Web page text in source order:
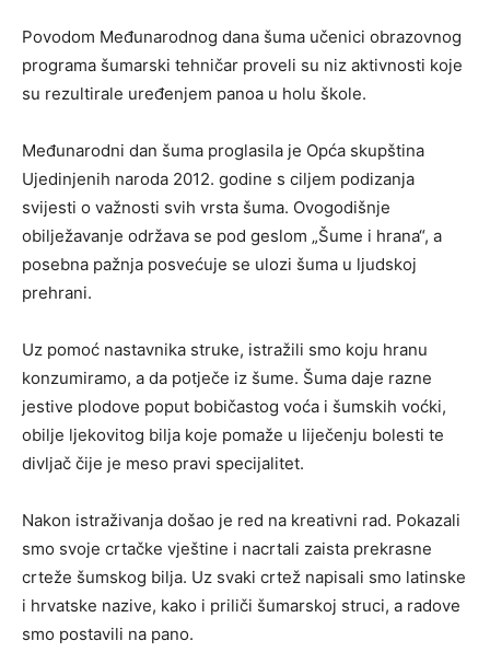
Povodom Međunarodnog dana šuma učenici obrazovnog
programa šumarski tehničar proveli su niz aktivnosti koje
su rezultirale uređenjem panoa u holu škole.
Međunarodni dan šuma proglasila je Opća skupština
Ujedinjenih naroda 2012. godine s ciljem podizanja
svijesti o važnosti svih vrsta šuma. Ovogodišnje
obilježavanje održava se pod geslom „Šume i hrana“, a
posebna pažnja posvećuje se ulozi šuma u ljudskoj
prehrani.
Uz pomoć nastavnika struke, istražili smo koju hranu
konzumiramo, a da potječe iz šume. Šuma daje razne
jestive plodove poput bobičastog voća i šumskih voćki,
obilje ljekovitog bilja koje pomaže u liječenju bolesti te
divljač čije je meso pravi specijalitet.
Nakon istraživanja došao je red na kreativni rad. Pokazali
smo svoje crtačke vještine i nacrtali zaista prekrasne
crteže šumskog bilja. Uz svaki crtež napisali smo latinske
i hrvatske nazive, kako i priliči šumarskoj struci, a radove
smo postavili na pano.